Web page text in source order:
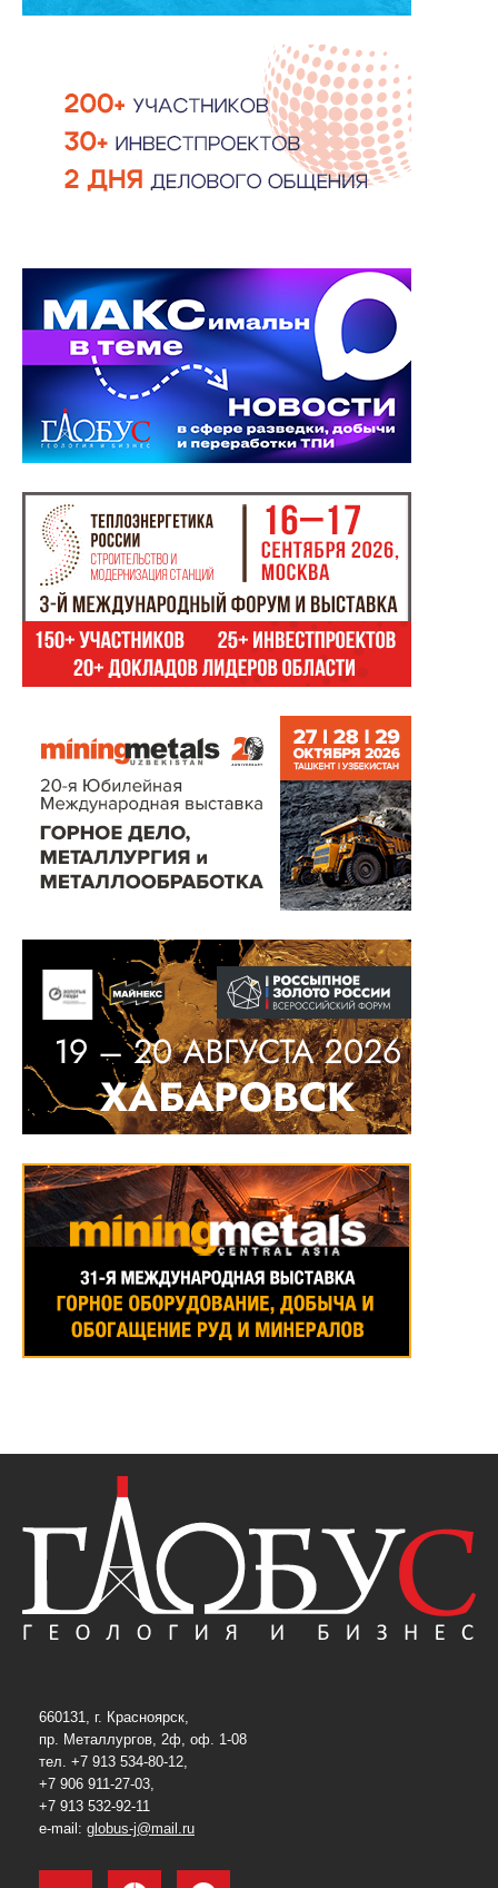
660131, г. Красноярск,
пр. Металлургов, 2ф, оф. 1-08
тел. +7 913 534-80-12,
+7 906 911-27-03,
+7 913 532-92-11
e-mail: globus-j@mail.ru